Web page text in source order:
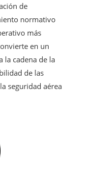
de
normativo
más
en un
la cadena de la
de las
seguridad aérea